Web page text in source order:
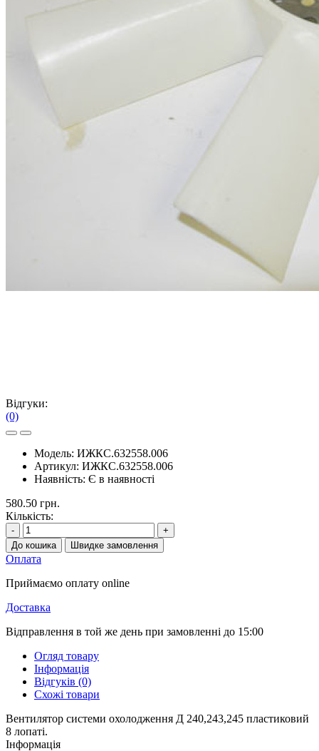
Відгуки:
(0)
Модель: ИЖКС.632558.006
Артикул: ИЖКС.632558.006
Наявність: Є в наявності
580.50 грн.
Кількість:
-
+
До кошика
Швидке замовлення
Оплата
Приймаємо оплату online
Доставка
Відправлення в той же день при замовленні до 15:00
Огляд товару
Інформація
Відгуків (0)
Схожі товари
Вентилятор системи охолодження Д 240,243,245 пластиковий
8 лопаті.
Інформація